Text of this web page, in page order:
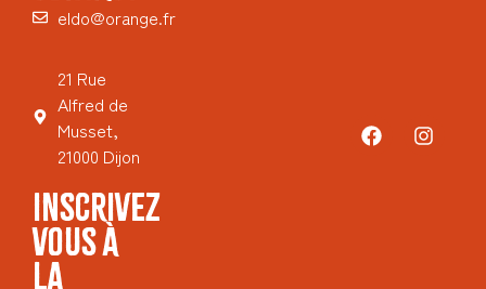
eldo@orange.fr
21 Rue
Alfred de
Musset,
21000 Dijon
INSCRIVEZ
VOUS À
LA